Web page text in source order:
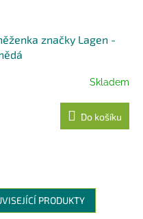
značky Lagen -
Skladem
Do košíku
PRODUKTY